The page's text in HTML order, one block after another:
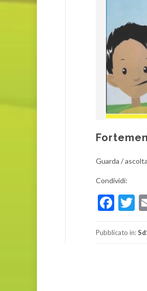
Guarda /
Condividi:
Pubblicato in: